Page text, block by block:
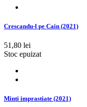
Crescandu-l pe Cain (2021)
51,80 lei
Stoc epuizat
Minti imprastiate (2021)